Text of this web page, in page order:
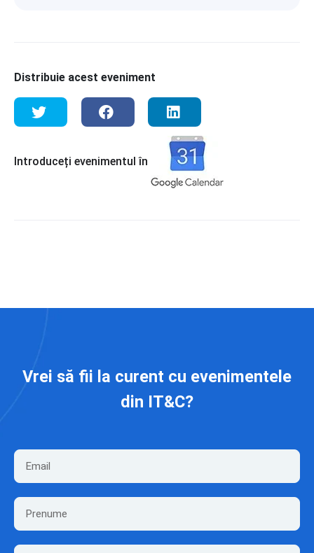
Distribuie acest eveniment
Introduceți evenimentul în
Vrei să fii la curent cu evenimentele
din IT&C?